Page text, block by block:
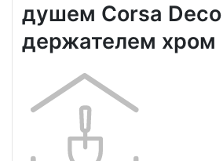
душем Corsa
держателем хром